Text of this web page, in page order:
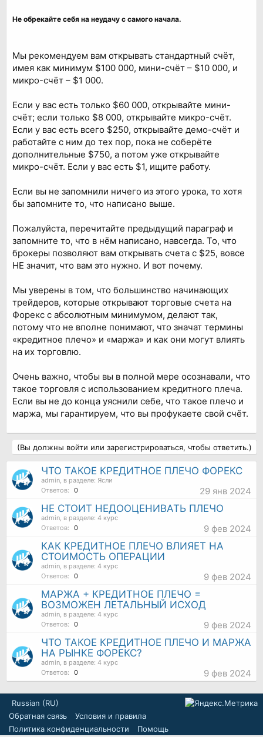
Не обрекайте себя на неудачу с самого начала.
Мы рекомендуем вам открывать стандартный счёт,
имея как минимум $100 000, мини-счёт – $10 000, и
микро-счёт – $1 000.
Если у вас есть только $60 000, открывайте мини-
счёт; если только $8 000, открывайте микро-счёт.
Если у вас есть всего $250, открывайте демо-счёт и
работайте с ним до тех пор, пока не соберёте
дополнительные $750, а потом уже открывайте
микро-счёт. Если у вас есть $1, ищите работу.
Если вы не запомнили ничего из этого урока, то хотя
бы запомните то, что написано выше.
Пожалуйста, перечитайте предыдущий параграф и
запомните то, что в нём написано, навсегда. То, что
брокеры позволяют вам открывать счета с $25, вовсе
НЕ значит, что вам это нужно. И вот почему.
Мы уверены в том, что большинство начинающих
трейдеров, которые открывают торговые счета на
Форекс с абсолютным минимумом, делают так,
потому что не вполне понимают, что значат термины
«кредитное плечо» и «маржа» и как они могут влиять
на их торговлю.
Очень важно, чтобы вы в полной мере осознавали, что
такое торговля с использованием кредитного плеча.
Если вы не до конца уяснили себе, что такое плечо и
маржа, мы гарантируем, что вы профукаете свой счёт.
(Вы должны войти или зарегистрироваться, чтобы ответить.)
ЧТО ТАКОЕ КРЕДИТНОЕ ПЛЕЧО ФОРЕКС
admin , в разделе: Ясли
Ответов:
0 29 янв 2024
НЕ СТОИТ НЕДООЦЕНИВАТЬ ПЛЕЧО
admin , в разделе: 4 курс
Ответов:
0 9 фев 2024
КАК КРЕДИТНОЕ ПЛЕЧО ВЛИЯЕТ НА
СТОИМОСТЬ ОПЕРАЦИИ
admin , в разделе: 4 курс
Ответов:
0 9 фев 2024
МАРЖА + КРЕДИТНОЕ ПЛЕЧО =
ВОЗМОЖЕН ЛЕТАЛЬНЫЙ ИСХОД
admin , в разделе: 4 курс
Ответов:
0 9 фев 2024
ЧТО ТАКОЕ КРЕДИТНОЕ ПЛЕЧО И МАРЖА
НА РЫНКЕ ФОРЕКС?
admin , в разделе: 4 курс
Ответов:
0 9 фев 2024
Russian (RU)
Обратная связь
Условия и правила
Политика конфиденциальности
Помощь